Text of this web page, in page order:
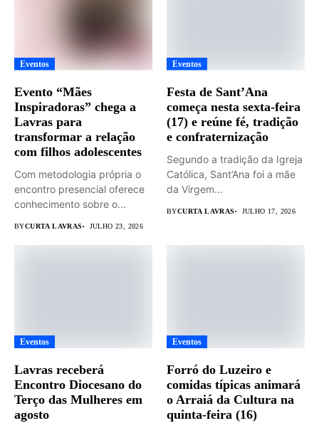
Eventos
Evento “Mães
Inspiradoras” chega a
Lavras para
transformar a relação
com filhos adolescentes
Com metodologia própria o
encontro presencial oferece
conhecimento sobre o
BYCURTA LAVRAS JULHO 23, 2026
Eventos
Festa de Sant’Ana
começa nesta sexta-feira
(17) e reúne fé, tradição
e confraternização
Segundo a tradição da Igreja
Católica, Sant’Ana foi a mãe
da Virgem...
BYCURTA LAVRAS JULHO 17, 2026
Eventos
Lavras receberá
Encontro Diocesano do
Terço das Mulheres em
agosto
Eventos
Forró do Luzeiro e
comidas típicas animará
o Arraiá da Cultura na
quinta-feira (16)